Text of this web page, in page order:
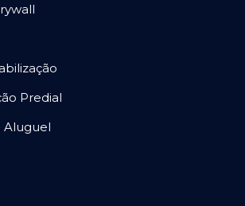
Predial
Aluguel